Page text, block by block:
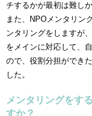
チするかが最初は難しか
また、NPOメンタリン
ンタリングをしますが
をメインに対応して、
ので、役割分担ができ
した。
メンタリングをす
すか？